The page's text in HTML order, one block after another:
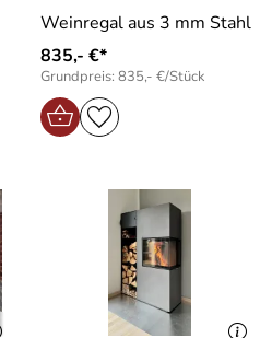
Weinregal aus 3 mm Stahl
835,- €*
Grundpreis: 835,- €/Stück